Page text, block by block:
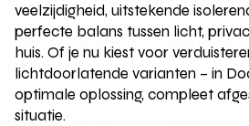
veelzijdigheid, uitstekende
perfecte balans tussen licht,
huis. Of je nu kiest voor
lichtdoorlatende varianten – in
optimale oplossing, compleet
situatie.